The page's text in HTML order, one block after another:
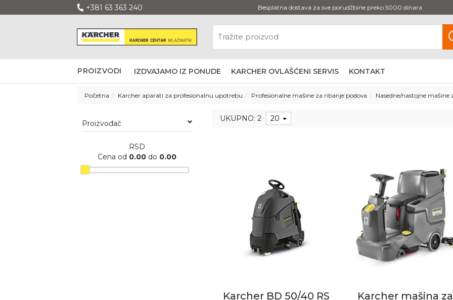
+381 63 363 240 Besplatna dostava za sve porudžbine preko 5000 dinara
PROIZVODI IZDVAJAMO IZ PONUDE KARCHER OVLAŠĆENI SERVIS KONTAKT
Početna Karcher aparati za profesionalnu upotrebu Profesionalne mašine za ribanje podova Nasedne/nastojne mašine
Proizvođač
RSD
Cena od 0.00do 0.00
UKUPNO: 2 20
Karcher BD 50/40 RS
Karcher mašina za